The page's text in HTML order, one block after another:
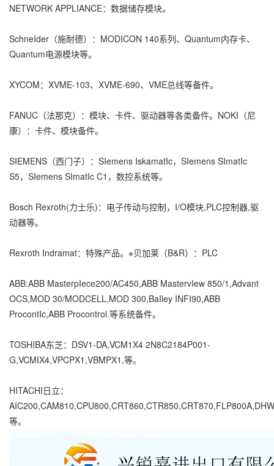
NETWORK APPLIANCE：数据储存模块。
SchneIder（施耐德）：MODICON 140系列、Quantum内存卡、
Quantum电源模块等。
XYCOM：XVME-103、XVME-690、VME总线等备件。
FANUC（法那克）：模块、卡件、驱动器等各类备件。NOKI（尼
康）：卡件、模块备件。
SIEMENS（西门子）：SIemens IskamatIc，SIemens SImatIc
S5，SIemens SImatIc C1，数控系统等。
Bosch Rexroth(力士乐)：电子传动与控制，I/O模块,PLC控制器,驱
动器等。
Rexroth Indramat：特殊产品。※贝加莱（B&R）：PLC
ABB:ABB MasterpIece200/AC450,ABB MastervIew 850/1,Advant
OCS,MOD 30/MODCELL,MOD 300,BaIley INFI90,ABB
ProcontIc,ABB Procontrol.等系统备件。
TOSHIBA东芝：DSV1-DA,VCM1X4 2N8C2184P001-
G,VCMIX4,VPCPX1,VBMPX1,等。
HITACHI日立：
等。